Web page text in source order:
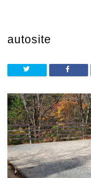
autosite